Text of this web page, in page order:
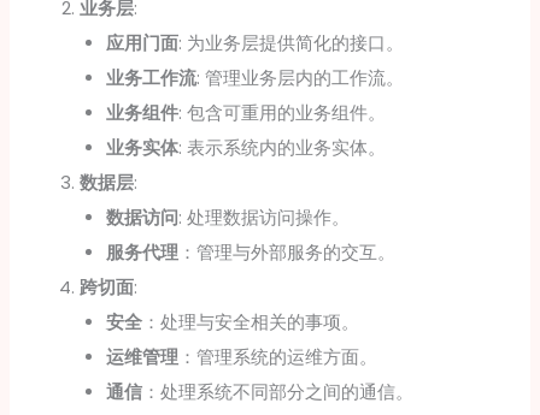
业务层:
应用门面: 为业务层提供简化的接口。
业务工作流: 管理业务层内的工作流。
业务组件: 包含可重用的业务组件。
业务实体: 表示系统内的业务实体。
数据层:
数据访问: 处理数据访问操作。
服务代理 ：管理与外部服务的交互。
跨切面:
安全 ：处理与安全相关的事项。
运维管理 ：管理系统的运维方面。
通信 ：处理系统不同部分之间的通信。